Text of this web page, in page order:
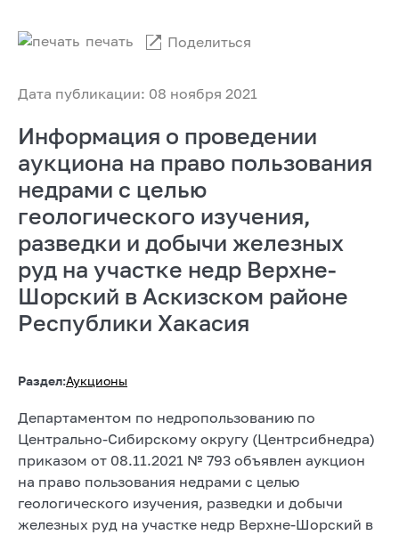
Дата публикации: 08 ноября 2021
печать Поделиться
Информация о проведении
аукциона на право пользования
недрами с целью
геологического изучения,
разведки и добычи железных
руд на участке недр Верхне-
Шорский в Аскизском районе
Республики Хакасия
Раздел:Аукционы
Департаментом по недропользованию по
Центрально-Сибирскому округу (Центрсибнедра)
приказом от 08.11.2021 № 793 объявлен аукцион
на право пользования недрами с целью
геологического изучения, разведки и добычи
железных руд на участке недр Верхне-Шорский в